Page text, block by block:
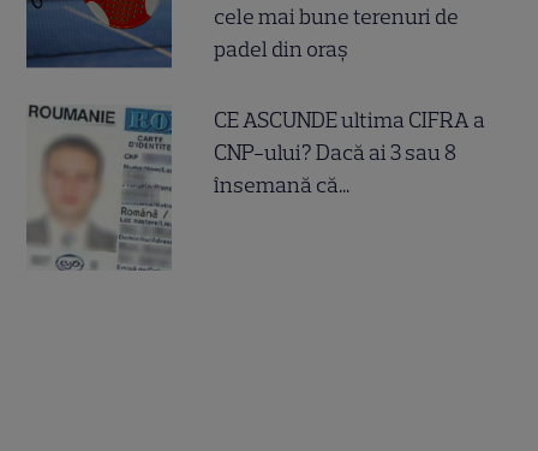
cele mai bune terenuri de
padel din oraș
CE ASCUNDE ultima CIFRA a
CNP-ului? Dacă ai 3 sau 8
însemană că...